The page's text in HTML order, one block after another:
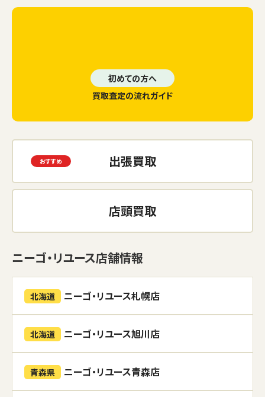
初めての方へ
買取査定の流れガイド
出張買取
店頭買取
ニーゴ・リユース店舗情報
北海道 ニーゴ・リユース札幌店
北海道 ニーゴ・リユース旭川店
青森県 ニーゴ・リユース青森店